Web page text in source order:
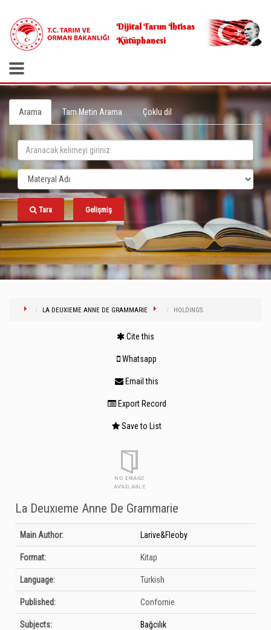
Dijital Tarım İhtisas
Kütüphanesi
Arama Tam Metin Arama Çoklu dil
Tara Gelişmiş
LA DEUXIEME ANNE DE GRAMMARIE HOLDINGS
Cite this
Whatsapp
Email this
Export Record
Save to List
La Deuxıeme Anne De Grammarie
Bibliographic Details
Main Author: Larive&Fleoby
Format: Kitap
Language: Turkish
Published: Confornie
Subjects: Bağcılık